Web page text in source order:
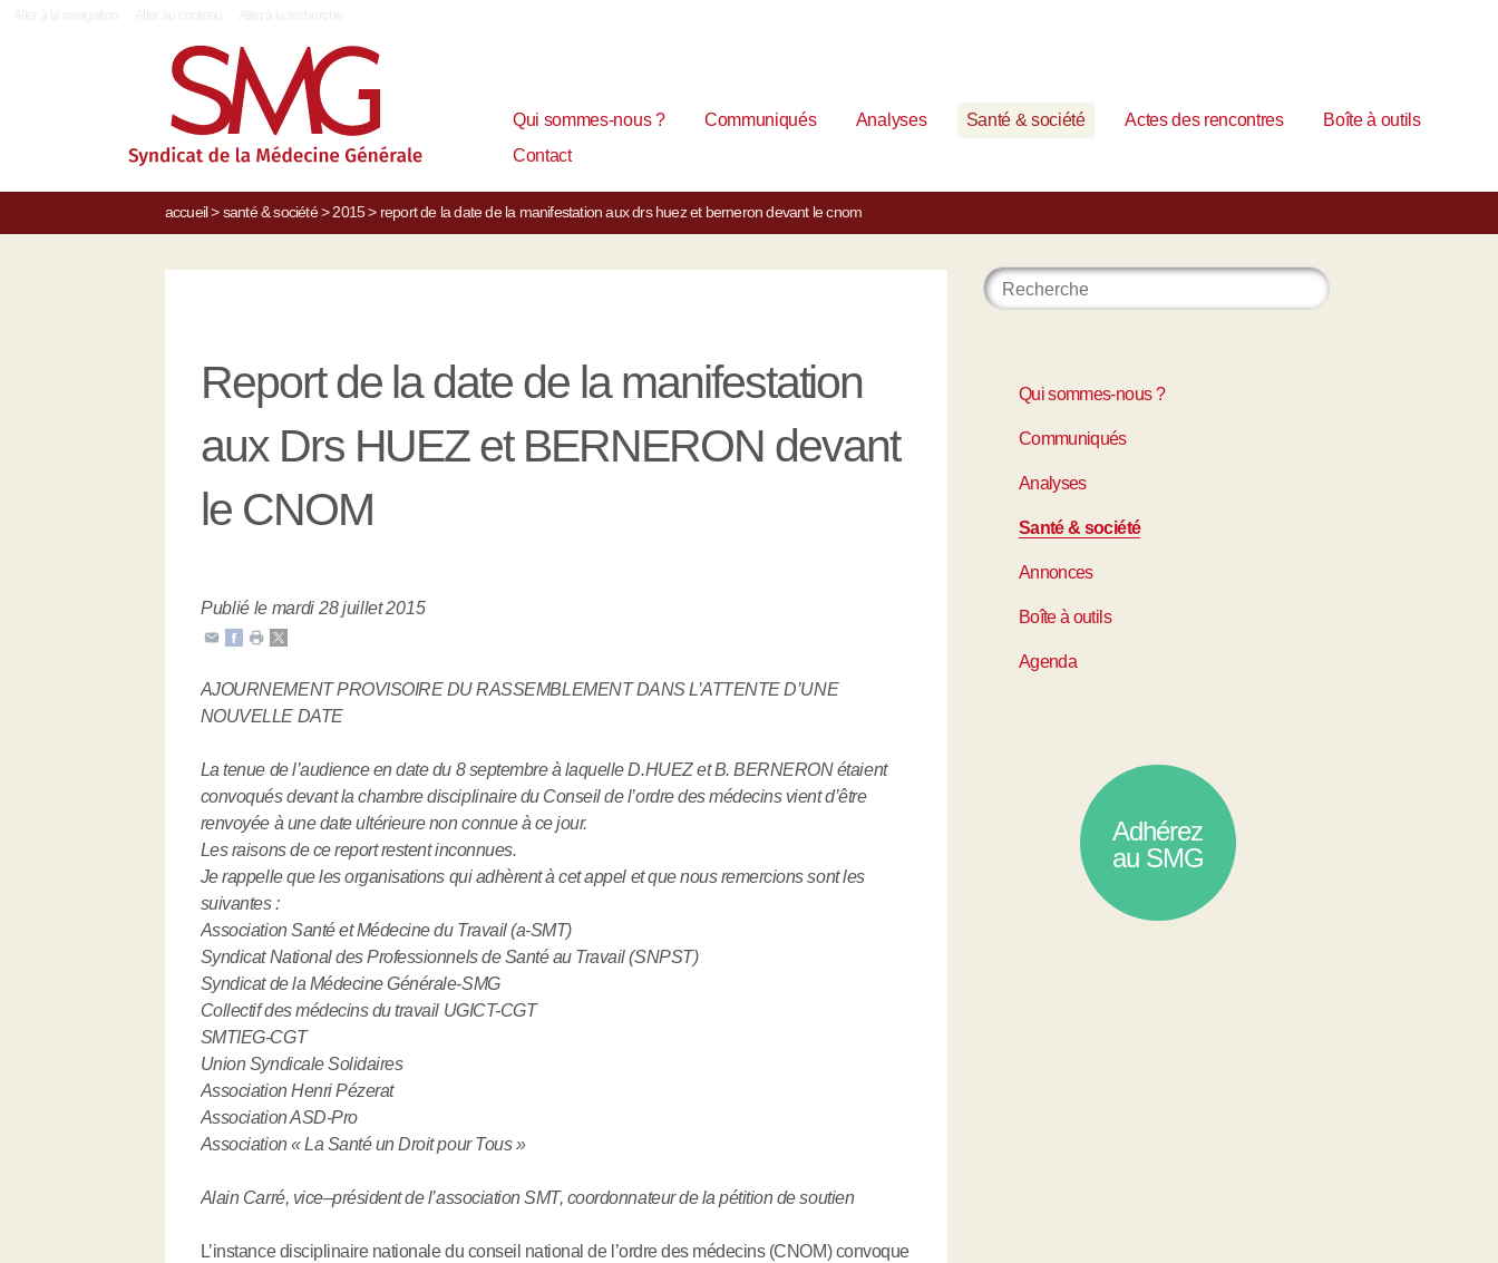
Qui sommes-nous ? Communiqués Analyses Santé & société Actes des rencontres
Boîte à outils
Contact
accueil> santé & société> 2015> report de la date de la manifestation aux drs huez et berneron devant le cnom
Report de la date de la manifestation
aux Drs HUEZ et BERNERON devant
le CNOM
Publié le mardi 28 juillet 2015
AJOURNEMENT PROVISOIRE DU RASSEMBLEMENT DANS L’ATTENTE D’UNE
NOUVELLE DATE
La tenue de l’audience en date du 8 septembre à laquelle D.HUEZ et B. BERNERON étaient
convoqués devant la chambre disciplinaire du Conseil de l’ordre des médecins vient d’être
renvoyée à une date ultérieure non connue à ce jour.
Les raisons de ce report restent inconnues.
Je rappelle que les organisations qui adhèrent à cet appel et que nous remercions sont les
suivantes :
Association Santé et Médecine du Travail (a-SMT)
Syndicat National des Professionnels de Santé au Travail (SNPST)
Syndicat de la Médecine Générale-SMG
Collectif des médecins du travail UGICT-CGT
SMTIEG-CGT
Union Syndicale Solidaires
Association Henri Pézerat
Association ASD-Pro
Association « La Santé un Droit pour Tous »
Alain Carré, vice–président de l’association SMT, coordonnateur de la pétition de soutien
L’instance disciplinaire nationale du conseil national de l’ordre des médecins (CNOM) convoque
Qui sommes-nous ?
Communiqués
Analyses
Santé & société
Annonces
Boîte à outils
Agenda
Adhérez
au SMG